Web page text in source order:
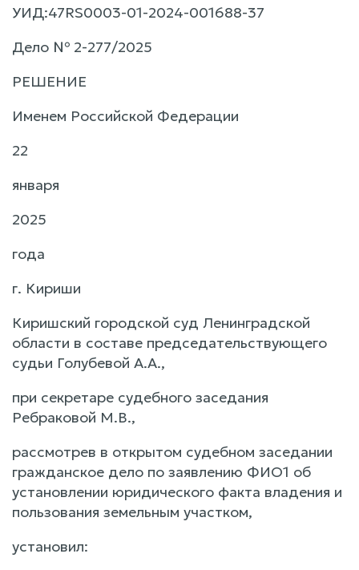
УИД:47RS0003-01-2024-001688-37
Дело № 2-277/2025
РЕШЕНИЕ
Именем Российской Федерации
22
января
2025
года
г. Кириши
Киришский городской суд Ленинградской
области в составе председательствующего
судьи Голубевой А.А.,
при секретаре судебного заседания
Ребраковой М.В.,
рассмотрев в открытом судебном заседании
гражданское дело по заявлению ФИО1 об
установлении юридического факта владения и
пользования земельным участком,
установил: